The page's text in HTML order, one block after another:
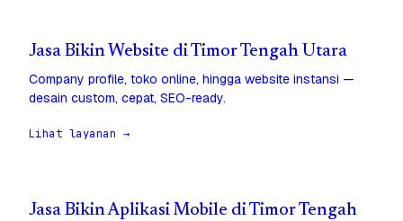
Jasa Bikin Website di Timor Tengah Utara
Company profile, toko online, hingga website instansi —
desain custom, cepat, SEO-ready.
Lihat layanan →
Jasa Bikin Aplikasi Mobile di Timor Tengah